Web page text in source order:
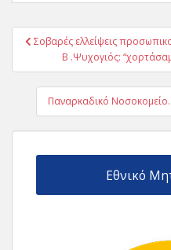
Πλοήγηση
άρθρων
Σοβαρές ελλείψεις
Β .Ψυχογιός:
Παναρκαδικό Νοσοκομείο.
Εθνικό